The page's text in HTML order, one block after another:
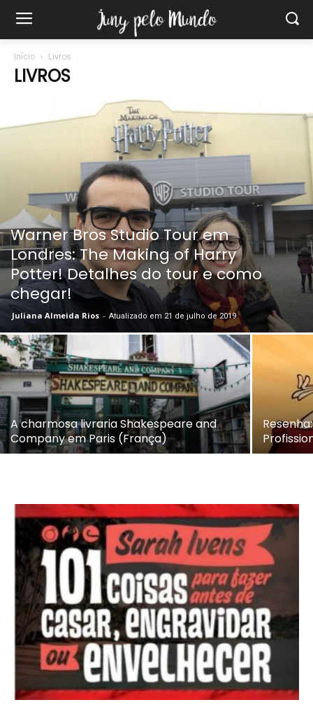
Início Livros
LIVROS
Warner Bros Studio Tour em
Londres: The Making of Harry
Potter! Detalhes do tour e como
chegar!
Juliana Almeida Rios - Atualizado em 21 de julho de 2019
A charmosa livraria Shakespeare and
Company em Paris (França)